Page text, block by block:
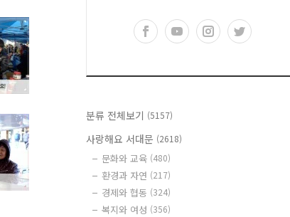
분류 전체보기 (5157)
사랑해요 서대문 (2618)
문화와 교육 (480)
환경과 자연 (217)
경제와 협동 (324)
복지와 여성 (356)